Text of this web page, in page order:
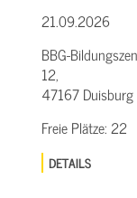
21.09.2026
BBG-
12,
47167 Duisburg
Freie Plätze:22
DETAILS